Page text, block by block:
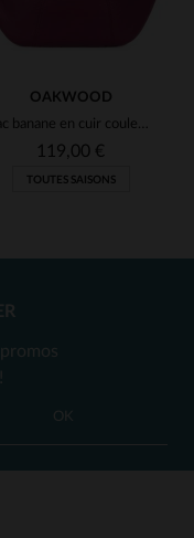
OAKWOOD
Sac banane en cuir couleur prune pour femme
119,00 €
TOUTES SAISONS
OK